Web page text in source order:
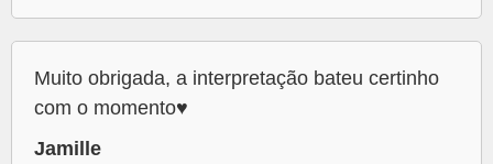
Muito obrigada, a interpretação bateu certinho
com o momento♥️
Jamille